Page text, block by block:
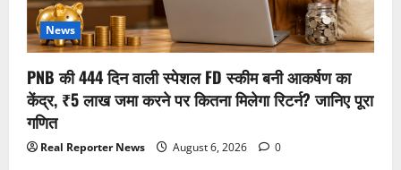
News
PNB की 444 दिन वाली स्पेशल FD स्कीम बनी आकर्षण का
केंद्र, ₹5 लाख जमा करने पर कितना मिलेगा रिटर्न? जानिए पूरा
गणित
Real Reporter News August 6, 2026 0